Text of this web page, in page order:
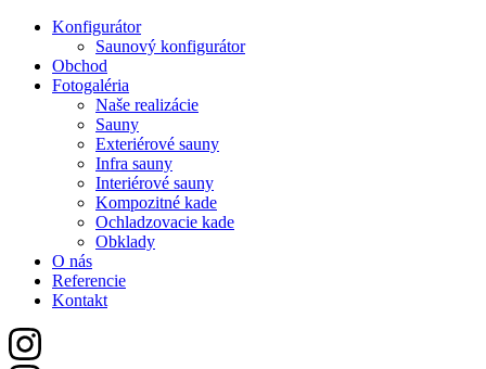
Konfigurátor
Saunový konfigurátor
Obchod
Fotogaléria
Naše realizácie
Sauny
Exteriérové sauny
Infra sauny
Interiérové sauny
Kompozitné kade
Ochladzovacie kade
Obklady
O nás
Referencie
Kontakt